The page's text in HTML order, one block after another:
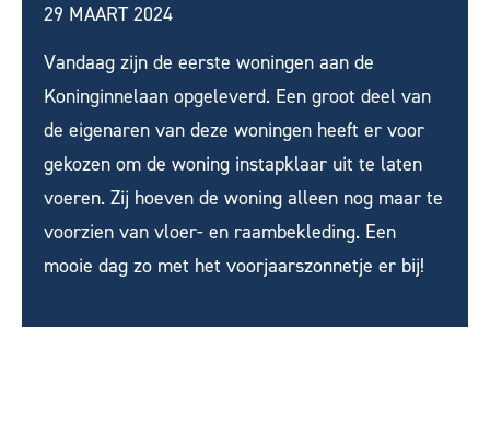
29 MAART 2024
Vandaag zijn de eerste woningen aan de
Koninginnelaan opgeleverd. Een groot deel van
de eigenaren van deze woningen heeft er voor
gekozen om de woning instapklaar uit te laten
voeren. Zij hoeven de woning alleen nog maar te
voorzien van vloer- en raambekleding. Een
mooie dag zo met het voorjaarszonnetje er bij!